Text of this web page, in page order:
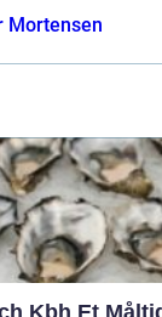
Mortensen